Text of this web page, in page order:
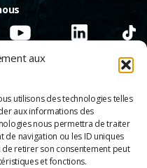
aux
utilisons des technologies telles
aux informations des
nous permettra de traiter
navigation ou les ID uniques
de retirer son consentement peut
et fonctions.